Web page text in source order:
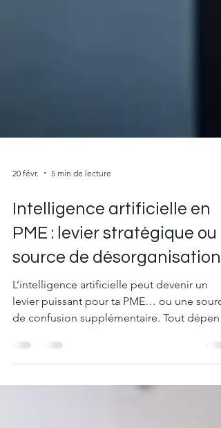
20 févr. 5 min de lecture
Intelligence artificielle en
PME : levier stratégique ou
source de désorganisation
L’intelligence artificielle peut devenir un
levier puissant pour ta PME… ou une
de confusion supplémentaire. Tout dépend
du cadre que tu mets en place. L’IA exécute
Sans structure claire, elle amplifie le